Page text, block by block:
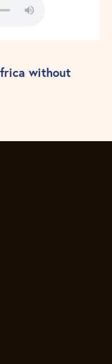
without